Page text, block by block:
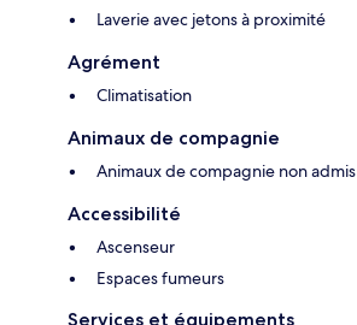
Laverie avec jetons à proximité
Agrément
Climatisation
Animaux de compagnie
Animaux de compagnie non admis
Accessibilité
Ascenseur
Espaces fumeurs
Services et équipements